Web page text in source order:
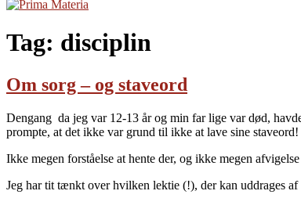
Tag: disciplin
Om sorg – og staveord
Dengang da jeg var 12-13 år og min far lige var død,
prompte, at det ikke var grund til ikke at lave sine staveord!
Ikke megen forståelse at hente der, og ikke megen
Jeg har tit tænkt over hvilken lektie (!), der kan uddrages